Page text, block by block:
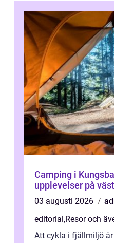
Camping i
upplevelser på
03 augusti 2026
editorial ,Resor och
Att cykla i fjällmiljö